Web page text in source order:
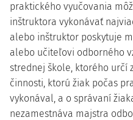
praktického vyučovania
inštruktora vykonávať
alebo inštruktor poskytuje
alebo učiteľovi odborného
strednej škole, ktorého určí
činnosti, ktorú žiak počas
vykonával, a o správaní
nezamestnáva majstra